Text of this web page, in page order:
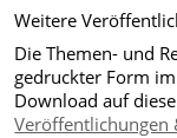
Weitere
Die Themen- und
gedruckter Form
Download auf
Veröffentlichungen